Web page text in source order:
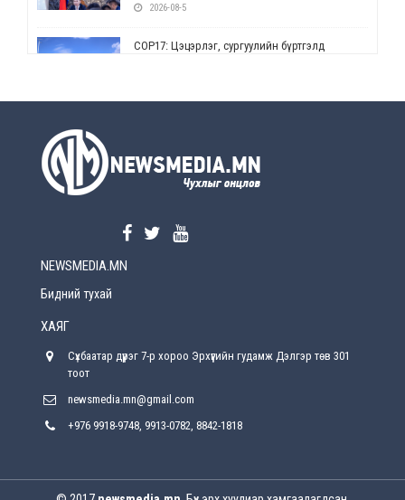
2026-08-5
СОР17: Цэцэрлэг, сургуулийн бүртгэлд
2026-08-5
2026-08-5
хүрсэн өгөөжөөрөө ажлаа үнэлж, хэрэгжилтээ
Улсын онцгой комисс өвөлжилтийн бэлтгэл,
NEWSMEDIA.MN
Бидний тухай
ХАЯГ
Сүхбаатар дүүрэг 7-р хороо Эрхүүгийн гудамж Дэлгэр төв 301
тоот
newsmedia.mn@gmail.com
+976 9918-9748, 9913-0782, 8842-1818